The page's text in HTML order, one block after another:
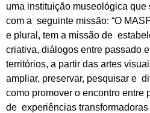
uma instituição museológica que
com a seguinte missão: “O
e plural, tem a missão de
criativa, diálogos entre passado
territórios, a partir das artes
ampliar, preservar, pesquisar e
como promover o encontro entre
de experiências transformadoras